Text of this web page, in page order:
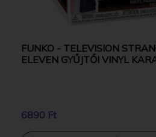
FUNKO - TELEVISION
ELEVEN GYŰJTŐI VINYL
6890 Ft